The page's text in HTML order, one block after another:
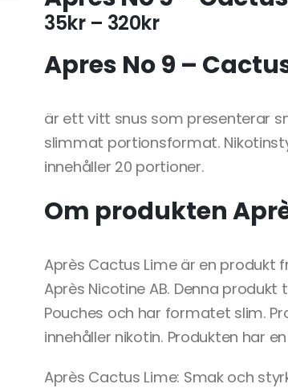
35kr – 320kr
Apres No 9 –
är ett vitt snus som presenterar
slimmat portionsformat.
innehåller 20 portioner.
Om produkten
Après Cactus Lime är en produkt
Après Nicotine AB. Denna
Pouches och har formatet slim.
innehåller nikotin. Produkten har
Après Cactus Lime: Smak och